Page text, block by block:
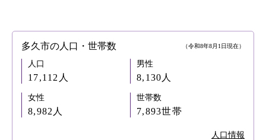
多久市の人口・世帯数 （令和8年8月1日現在）
人口
17,112人
男性
8,130人
女性
8,982人
世帯数
7,893世帯
人口情報